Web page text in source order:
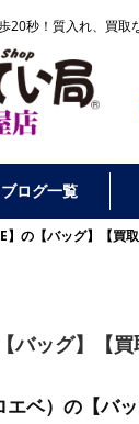
20秒！ 質入れ、買取
ブログ一覧
】の【バッグ】【買
バッグ】【
エベ）の【